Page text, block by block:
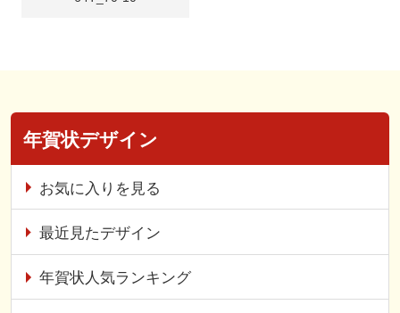
年賀状デザイン
お気に入りを見る
最近見たデザイン
年賀状人気ランキング